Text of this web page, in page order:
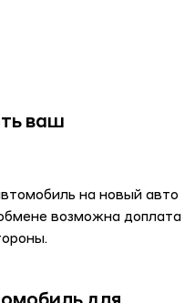
ваш
на новый авто
возможна доплата